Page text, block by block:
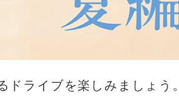
ライブを楽しみましょう。